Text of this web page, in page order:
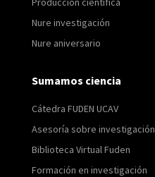
Nure investigación
Nure aniversario
Sumamos ciencia
Cátedra FUDEN UCAV
Asesoría sobre investigación
Biblioteca Virtual Fuden
Formación en investigación